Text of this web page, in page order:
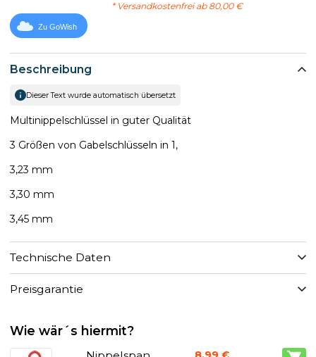
Beschreibung
Dieser Text wurde automatisch übersetzt
Multinippelschlüssel in guter Qualität
3 Größen von Gabelschlüsseln in 1,
3,23 mm
3,30 mm
3,45 mm
Technische Daten
Preisgarantie
* Versandkostenfrei ab 80,00 €
Zu GoWish
Wie wär´s hiermit?